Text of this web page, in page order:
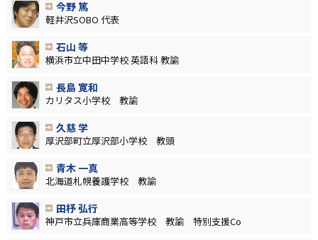
今野 篤
軽井沢SOBO 代表
石山 等
横浜市立中田中学校 英語科 教諭
長島 寛和
カリタス小学校 教諭
久慈 学
厚沢部町立厚沢部小学校 教頭
青木 一真
北海道札幌養護学校 教諭
田杼 弘行
神戸市立兵庫商業高等学校 教諭 特別支援Co